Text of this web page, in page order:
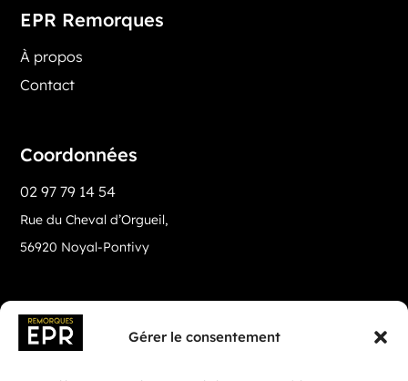
Gérer le consentement
EPR Remorques
À propos
Contact
Coordonnées
02 97 79 14 54
Rue du Cheval d’Orgueil,
56920 Noyal-Pontivy